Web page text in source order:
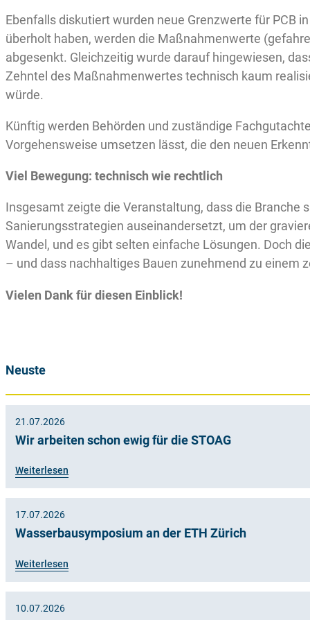
Ebenfalls diskutiert wurden neue Grenzwerte für PCB
überholt haben, werden die Maßnahmenwerte
abgesenkt. Gleichzeitig wurde darauf hingewiesen,
Zehntel des Maßnahmenwertes technisch kaum
würde.
Künftig werden Behörden und zuständige
Vorgehensweise umsetzen lässt, die den neuen
Viel Bewegung: technisch wie rechtlich
Insgesamt zeigte die Veranstaltung, dass die
Sanierungsstrategien auseinandersetzt, um der
Wandel, und es gibt selten einfache Lösungen. Doch
– und dass nachhaltiges Bauen zunehmend zu
Vielen Dank für diesen Einblick!
Neuste
21.07.2026
Wir arbeiten schon ewig für die STOAG
Weiterlesen
17.07.2026
Wasserbausymposium an der ETH Zürich
Weiterlesen
10.07.2026